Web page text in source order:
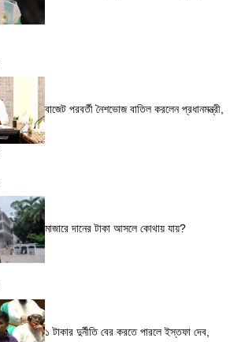
বাজেট পরবর্তী নৈশভোজ বাতিল করলেন প্রধানমন্ত্রী,
মাজারে দানের টাকা আসলে কোথায় যায়?
১ টাকার দুর্নীতি বের করতে পারলে ইস্তফা দেব,